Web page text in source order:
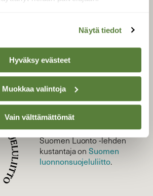
Näytä tiedot
Hyväksy evästeet
Muokkaa valintoja
Vain välttämättömät
Tilaa digilukuoikeus
Äänestä parasta juttua
Tilaa uutiskirje
SUOMEN LUONNON­
SUOJELU­LIITTO
Suomen Luonto -lehden
kustantaja onSuomen
luonnonsuojelu­liitto.